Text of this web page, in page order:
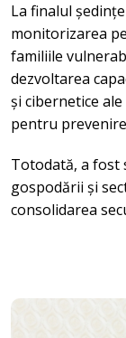
La finalul
monitorizarea
familiile
dezvoltarea
și cibernetice
pentru
Totodată, a fost
gospodării și
consolidarea